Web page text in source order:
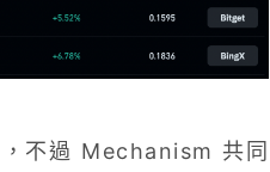
不過 Mechanism 共同